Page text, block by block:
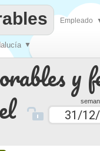
y
▼
Empleado